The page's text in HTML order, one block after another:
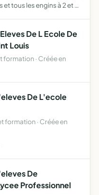
tous les engins à 2 et 3
De L Ecole De
Louis
formation · Créée en
De L'ecole
formation · Créée en
De
Professionnel